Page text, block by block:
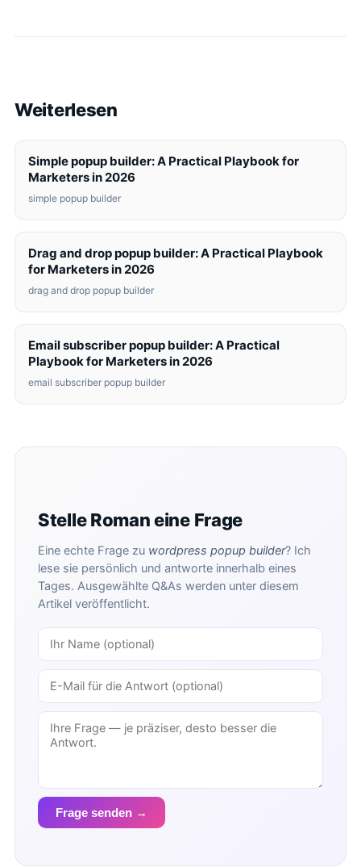
Weiterlesen
Simple popup builder: A Practical Playbook for
Marketers in 2026
simple popup builder
Drag and drop popup builder: A Practical Playbook
for Marketers in 2026
drag and drop popup builder
Email subscriber popup builder: A Practical
Playbook for Marketers in 2026
email subscriber popup builder
Stelle Roman eine Frage
Eine echte Frage zu wordpress popup builder? Ich
lese sie persönlich und antworte innerhalb eines
Tages. Ausgewählte Q&As werden unter diesem
Artikel veröffentlicht.
Frage senden →